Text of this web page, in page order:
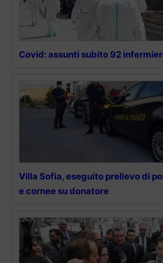
Covid: assunti subito 92
Villa Sofia, eseguito prelievo di
e cornee su donatore